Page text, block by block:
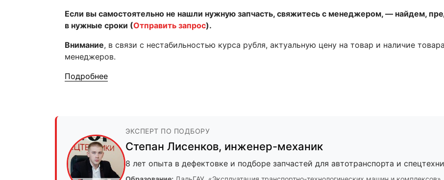
Если вы самостоятельно не нашли нужную запчасть, свяжитесь с менеджером, — найдем,
в нужные сроки (Отправить запрос).
Внимание, в связи с нестабильностью курса рубля, актуальную цену на товар и наличие
менеджеров.
Подробнее
ЭКСПЕРТ ПО ПОДБОРУ
Степан Лисенков, инженер-механик
8 лет опыта в дефектовке и подборе запчастей для автотранспорта и